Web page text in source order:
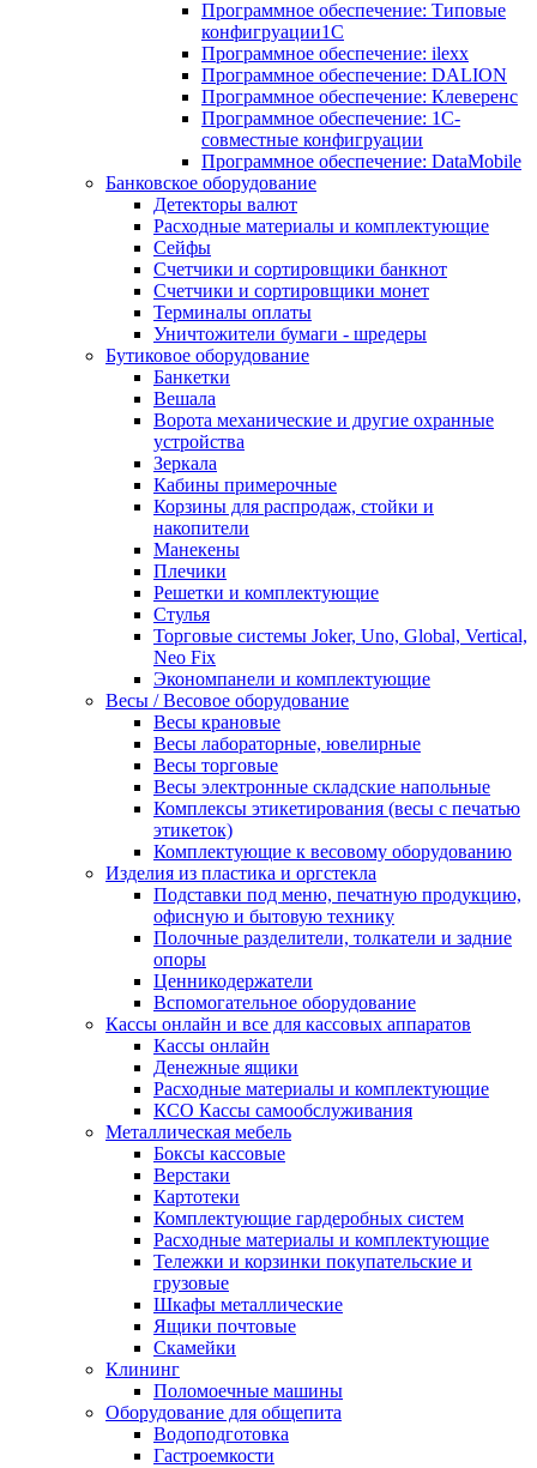
Программное обеспечение: Типовые
конфигруации1С
Программное обеспечение: ilexx
Программное обеспечение: DALION
Программное обеспечение: Клеверенс
Программное обеспечение: 1С-
совместные конфигруации
Программное обеспечение: DataMobile
Банковское оборудование
Детекторы валют
Расходные материалы и комплектующие
Сейфы
Счетчики и сортировщики банкнот
Счетчики и сортировщики монет
Терминалы оплаты
Уничтожители бумаги - шредеры
Бутиковое оборудование
Банкетки
Вешала
Ворота механические и другие охранные
устройства
Зеркала
Кабины примерочные
Корзины для распродаж, стойки и
накопители
Манекены
Плечики
Решетки и комплектующие
Стулья
Торговые системы Joker, Uno, Global, Vertical,
Neo Fix
Экономпанели и комплектующие
Весы / Весовое оборудование
Весы крановые
Весы лабораторные, ювелирные
Весы торговые
Весы электронные складские напольные
Комплексы этикетирования (весы с печатью
этикеток)
Комплектующие к весовому оборудованию
Изделия из пластика и оргстекла
Подставки под меню, печатную продукцию,
офисную и бытовую технику
Полочные разделители, толкатели и задние
опоры
Ценникодержатели
Вспомогательное оборудование
Кассы онлайн и все для кассовых аппаратов
Кассы онлайн
Денежные ящики
Расходные материалы и комплектующие
КСО Кассы самообслуживания
Металлическая мебель
Боксы кассовые
Верстаки
Картотеки
Комплектующие гардеробных систем
Расходные материалы и комплектующие
Тележки и корзинки покупательские и
грузовые
Шкафы металлические
Ящики почтовые
Скамейки
Клининг
Поломоечные машины
Оборудование для общепита
Водоподготовка
Гастроемкости